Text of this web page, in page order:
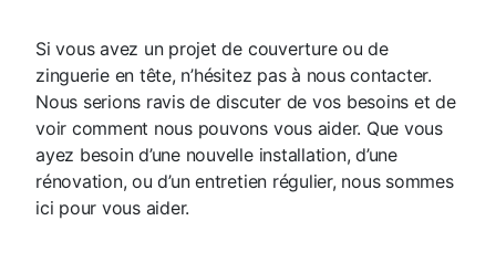
Si vous avez un projet de couverture ou de
zinguerie en tête, n’hésitez pas à nous contacter.
Nous serions ravis de discuter de vos besoins et de
voir comment nous pouvons vous aider. Que vous
ayez besoin d’une nouvelle installation, d’une
rénovation, ou d’un entretien régulier, nous sommes
ici pour vous aider.